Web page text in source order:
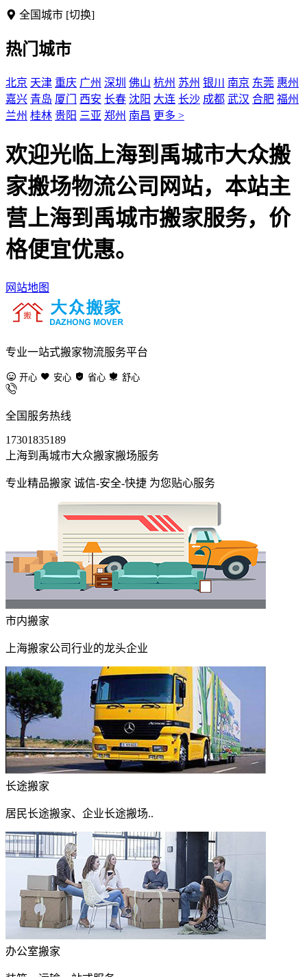
全国城市 [切换]
热门城市
北京 天津 重庆 广州 深圳 佛山 杭州 苏州 银川 南京 东莞 惠州
嘉兴 青岛 厦门 西安 长春 沈阳 大连 长沙 成都 武汉 合肥 福州
兰州 桂林 贵阳 三亚 郑州 南昌 更多 >
欢迎光临上海到禹城市大众搬
家搬场物流公司网站，本站主
营上海到禹城市搬家服务，价
格便宜优惠。
网站地图
专业一站式搬家物流服务平台
开心 安心 省心 舒心
全国服务热线
17301835189
上海到禹城市大众搬家搬场服务
专业精品搬家 诚信-安全-快捷 为您贴心服务
市内搬家
上海搬家公司行业的龙头企业
长途搬家
居民长途搬家、企业长途搬场..
办公室搬家